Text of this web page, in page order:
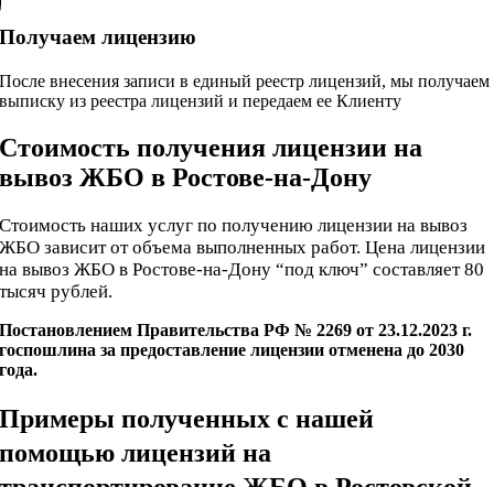
Получаем лицензию
После внесения записи в единый реестр лицензий, мы получаем
выписку из реестра лицензий и передаем ее Клиенту
Стоимость получения лицензии на
вывоз ЖБО в Ростове-на-Дону
Стоимость наших услуг по получению лицензии на вывоз
ЖБО зависит от объема выполненных работ. Цена лицензии
на вывоз ЖБО в Ростове-на-Дону “под ключ” составляет 80
тысяч рублей.
Постановлением Правительства РФ № 2269 от 23.12.2023 г.
госпошлина за предоставление лицензии отменена до 2030
года.
Примеры полученных с нашей
помощью лицензий на